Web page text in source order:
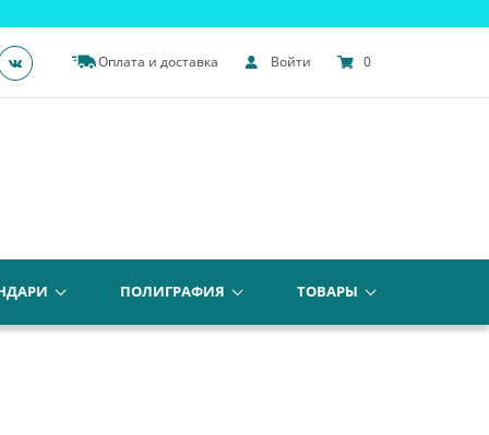
Оплата и доставка Войти 0
ПОЛИГРАФИЯ ТОВАРЫ